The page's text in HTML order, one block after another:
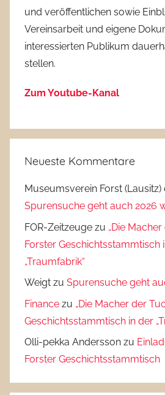
und veröffentlichen sowie
Vereinsarbeit und eigene
interessierten Publikum
stellen.
Zum Youtube-Kanal
Neueste Kommentare
Museumsverein Forst (Lausitz)
Spurensuche geht auch 2026
FOR-Zeitzeuge zu „Die Macher
Forster Geschichtsstammtisch
„Traumfabrik“
Weigt zu Spurensuche geht
Finance zu „Die Macher der
Geschichtsstammtisch in der
Olli-pekka Andersson zu
Forster Geschichtsstammtisch